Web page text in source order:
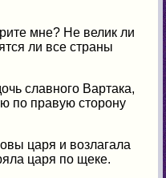
мне? Не велик ли
ли все страны
славного Вартака,
по правую сторону
царя и возлагала
царя по щеке.